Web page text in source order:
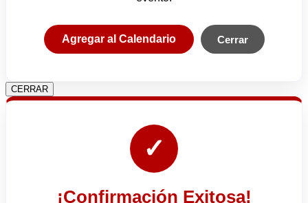
Agregar al Calendario Cerrar
CERRAR
✓
¡Confirmación Exitosa!